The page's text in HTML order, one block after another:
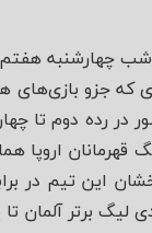
در رده دوم تا
قهرمانان اروپا
این تیم در
لیگ برتر آلمان